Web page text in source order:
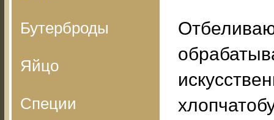
Бутерброды
Яйцо
Специи